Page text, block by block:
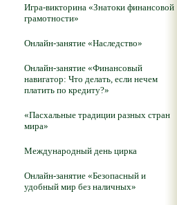
Игра-викторина «Знатоки финансовой
грамотности»
Онлайн-занятие «Наследство»
Онлайн-занятие «Финансовый
навигатор: Что делать, если нечем
платить по кредиту?»
«Пасхальные традиции разных стран
мира»
Международный день цирка
Онлайн-занятие «Безопасный и
удобный мир без наличных»